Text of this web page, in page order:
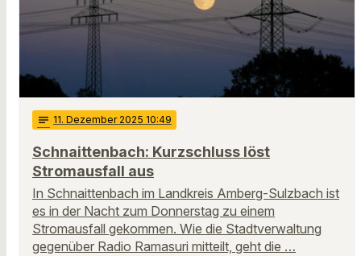
notes 11. Dezember 2025 10:49
Schnaittenbach: Kurzschluss löst
Stromausfall aus
In Schnaittenbach im Landkreis Amberg-Sulzbach ist
es in der Nacht zum Donnerstag zu einem
Stromausfall gekommen. Wie die Stadtverwaltung
gegenüber Radio Ramasuri mitteilt, geht die …